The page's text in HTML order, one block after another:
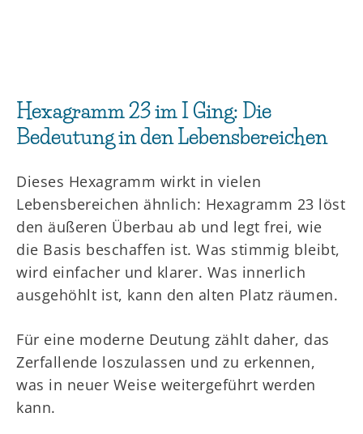
Hexagramm 23 im I Ging: Die
Bedeutung in den Lebensbereichen
Dieses Hexagramm wirkt in vielen
Lebensbereichen ähnlich: Hexagramm 23 löst
den äußeren Überbau ab und legt frei, wie
die Basis beschaffen ist. Was stimmig bleibt,
wird einfacher und klarer. Was innerlich
ausgehöhlt ist, kann den alten Platz räumen.
Für eine moderne Deutung zählt daher, das
Zerfallende loszulassen und zu erkennen,
was in neuer Weise weitergeführt werden
kann.